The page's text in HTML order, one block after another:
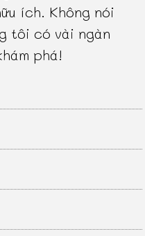
ích. Không nói
tôi có vài ngàn
phá!